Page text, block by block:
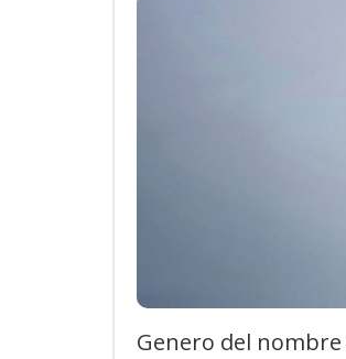
Genero del nombre